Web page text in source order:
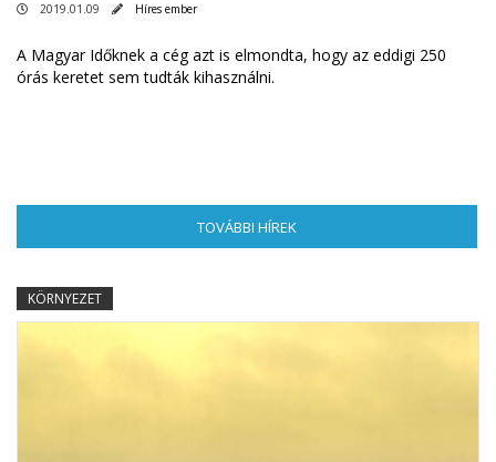
2019.01.09 Híres ember
A Magyar Időknek a cég azt is elmondta, hogy az eddigi 250
órás keretet sem tudták kihasználni.
TOVÁBBI HÍREK
KÖRNYEZET